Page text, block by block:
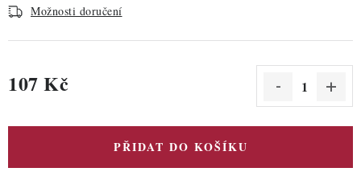
Možnosti doručení
107 Kč
PŘIDAT DO KOŠÍKU